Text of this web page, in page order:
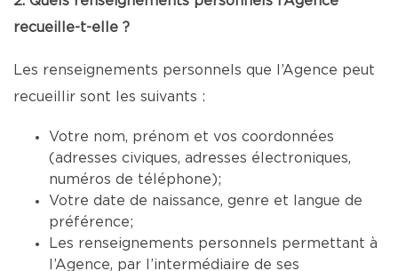
recueille-t-elle ?
Les renseignements personnels que l’Agence peut
recueillir sont les suivants :
Votre nom, prénom et vos coordonnées
(adresses civiques, adresses électroniques,
numéros de téléphone);
Votre date de naissance, genre et langue de
préférence;
Les renseignements personnels permettant à
l’Agence, par l’intermédiaire de ses